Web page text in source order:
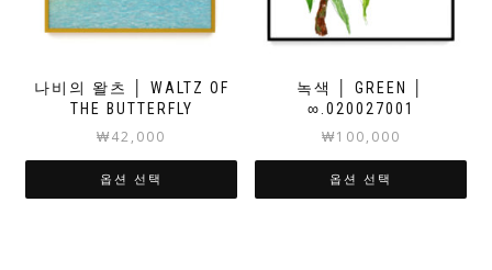
나비의 왈츠 │ WALTZ OF
THE BUTTERFLY
₩42,000
옵션 선택
녹색 │ GREEN │
∞.020027001
₩100,000
옵션 선택